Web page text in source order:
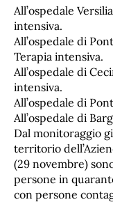
All’ospedale
intensiva.
All’ospedale di
Terapia intensiva.
All’ospedale di
intensiva.
All’ospedale di
All’ospedale di
Dal monitoraggio
territorio
(29 novembre)
persone in
con persone